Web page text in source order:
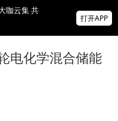
咖云集 共
打开APP
电化学混合储能